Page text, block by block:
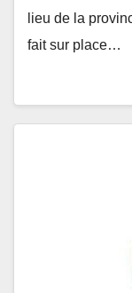
lieu de la
fait sur place…